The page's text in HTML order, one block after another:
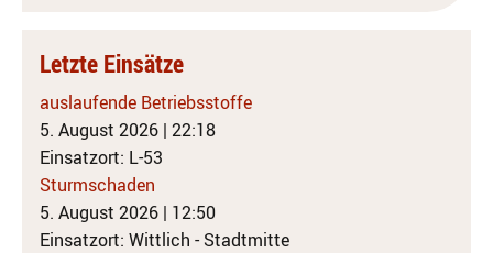
Letzte Einsätze
auslaufende Betriebsstoffe
5. August 2026 | 22:18
Einsatzort: L-53
Sturmschaden
5. August 2026 | 12:50
Einsatzort: Wittlich - Stadtmitte